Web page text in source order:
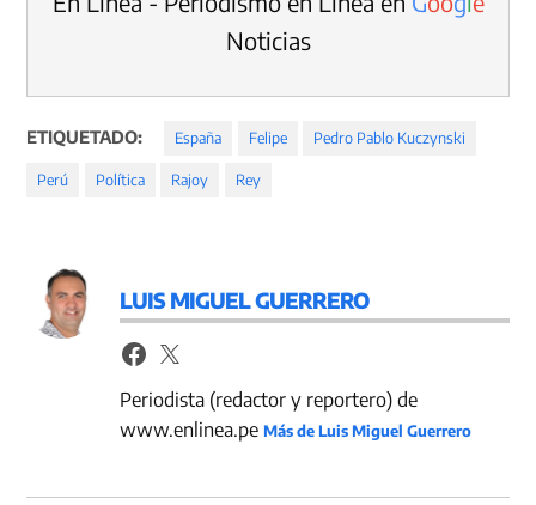
Noticias
ETIQUETADO: España Felipe Pedro Pablo Kuczynski
Perú Política Rajoy Rey
LUIS MIGUEL GUERRERO
Periodista (redactor y reportero) de
www.enlinea.peMás de Luis Miguel Guerrero